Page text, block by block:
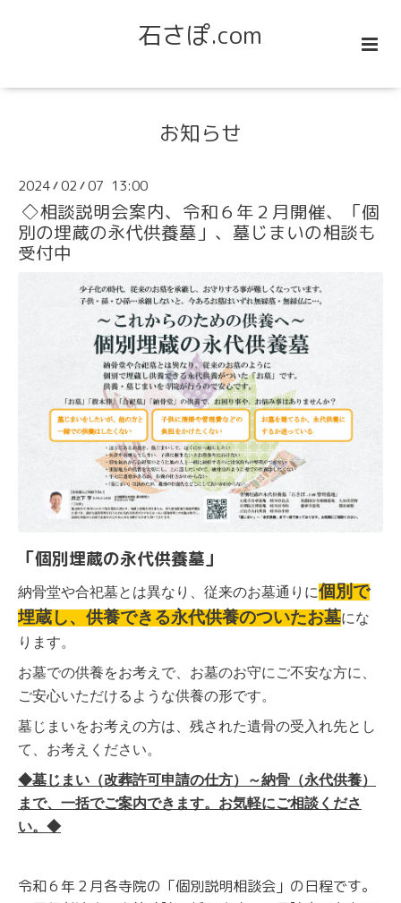
石さぽ.com
お知らせ
2024/02 /07 13:00
◇相談説明会案内、令和６年２月開催、「個
別の埋蔵の永代供養墓」、墓じまいの相談も
受付中
「個別埋蔵の永代供養墓」
納骨堂や合祀墓とは異なり、従来のお墓通りに個別で
埋蔵し、供養できる永代供養のついたお墓にな
ります。
お墓での供養をお考えで、お墓のお守にご不安な方に、
ご安心いただけるような供養の形です。
墓じまいをお考えの方は、残された遺骨の受入れ先とし
て、お考えください。
◆墓じまい（改葬許可申請の仕方）～納骨（永代供養）
まで、一括でご案内できます。お気軽にご相談くださ
い。◆
令和６年２月各寺院の「個別説明相談会」の日程です。